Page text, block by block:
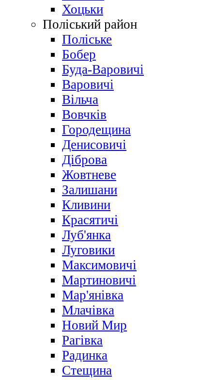
Хоцьки
Поліський район
Поліське
Бобер
Буда-Варовичі
Варовичі
Вільча
Вовчків
Городещина
Денисовичі
Діброва
Жовтневе
Залишани
Кливини
Красятичі
Луб'янка
Луговики
Максимовичі
Мартиновичі
Мар'янівка
Млачівка
Новий Мир
Рагівка
Радинка
Стещина